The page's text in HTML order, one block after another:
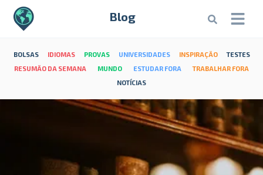
Blog
BOLSAS IDIOMAS PROVAS UNIVERSIDADES INSPIRAÇÃO
TESTES
RESUMÃO DA SEMANA
MUNDO ESTUDAR FORA
TRABALHAR FORA
NOTÍCIAS